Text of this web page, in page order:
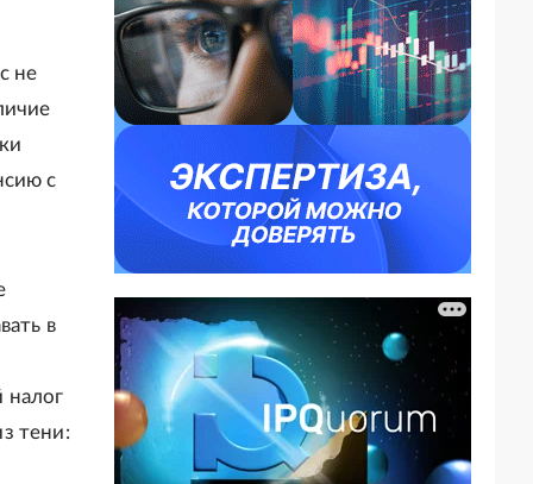
не
с
в
налог
тени: